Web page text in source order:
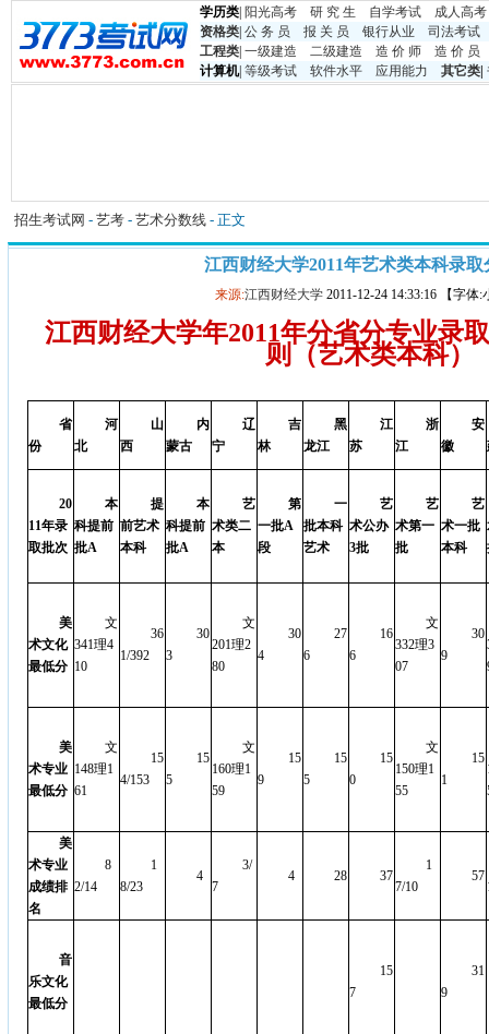
学历类 阳光高考 研 究 生 自学考试
成人高考
资格类 公 务 员 报 关 员 银行从业
司法考试
工程类 一级建造 二级建造 造 价 师
造 价 员
计算机| 等级考试 软件水平 应用能力 其它类
招生考试网 - 艺考 - 艺术分数线 - 正文
江西财经大学2011年艺术类本科录取
来源:江西财经大学 2011-12-24 14:33:16 【字体:
江西财经大学年2011年分省分专业录
则（艺术类本科）
省
份
河
北
山
西
内
蒙古
辽
宁
吉
林
黑
龙江
江
苏
浙
江
安
徽
20
11年录
取批次
本
科提前
批A
提
前艺术
本科
本
科提前
批A
艺
术类二
本
第
一批A
段
一
批本科
艺术
艺
术公办
3批
艺
术第一
批
艺
术一批
本科
美
术文化
最低分
文
341理4
10
36
1/392
30
3
文
201理2
80
30
4
27
6
16
6
文
332理3
07
30
9
美
术专业
最低分
文
148理1
61
15
4/153
15
5
文
160理1
59
15
9
15
5
15
0
文
150理1
55
15
1
美
术专业
成绩排
名
8
2/14
1
8/23
4
3/
7
4 28 37
1
7/10
57
音
乐文化
最低分
15
7
31
9